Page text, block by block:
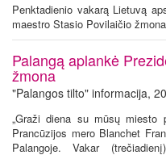
Penktadienio vakarą Lietuvą
maestro Stasio Povilaičio
Palangą aplankė
žmona
"Palangos tilto" informacija,
„Graži diena su mūsų
Prancūzijos mero Blanchet
Palangoje. Vakar